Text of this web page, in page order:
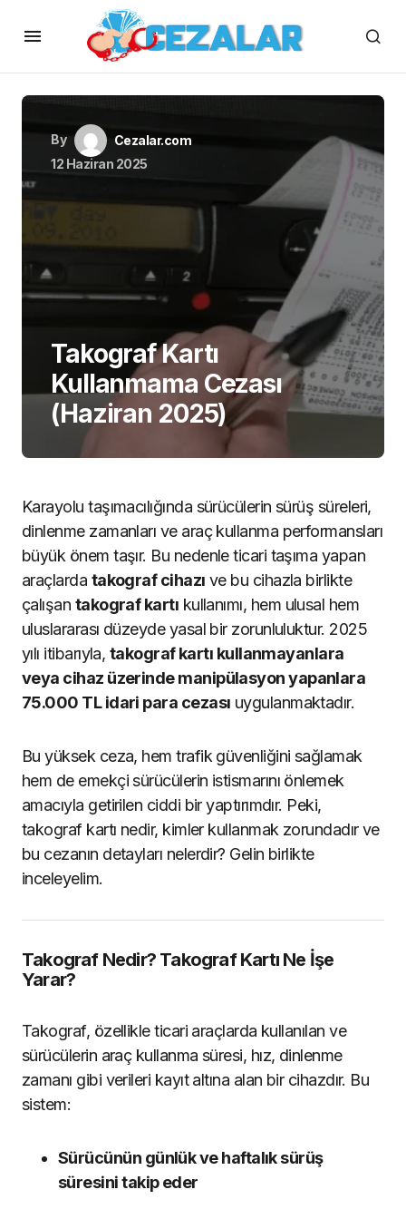
By
Cezalar.com
12 Haziran 2025
Takograf Kartı
Kullanmama Cezası
(Haziran 2025)
Karayolu taşımacılığında sürücülerin sürüş süreleri,
dinlenme zamanları ve araç kullanma performansları
büyük önem taşır. Bu nedenle ticari taşıma yapan
araçlarda takograf cihazı ve bu cihazla birlikte
çalışan takograf kartı kullanımı, hem ulusal hem
uluslararası düzeyde yasal bir zorunluluktur. 2025
yılı itibarıyla, takograf kartı kullanmayanlara
veya cihaz üzerinde manipülasyon yapanlara
75.000 TL idari para cezası uygulanmaktadır.
Bu yüksek ceza, hem trafik güvenliğini sağlamak
hem de emekçi sürücülerin istismarını önlemek
amacıyla getirilen ciddi bir yaptırımdır. Peki,
takograf kartı nedir, kimler kullanmak zorundadır ve
bu cezanın detayları nelerdir? Gelin birlikte
inceleyelim.
Takograf Nedir? Takograf Kartı Ne İşe
Yarar?
Takograf, özellikle ticari araçlarda kullanılan ve
sürücülerin araç kullanma süresi, hız, dinlenme
zamanı gibi verileri kayıt altına alan bir cihazdır. Bu
sistem:
Sürücünün günlük ve haftalık sürüş
süresini takip eder